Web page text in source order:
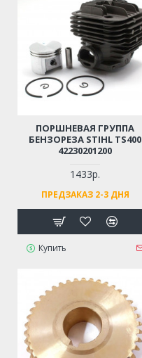
ПОРШНЕВАЯ ГРУППА
БЕНЗОРЕЗА STIHL TS400
42230201200
1433р.
ПРЕДЗАКАЗ 2-3 ДНЯ
Купить